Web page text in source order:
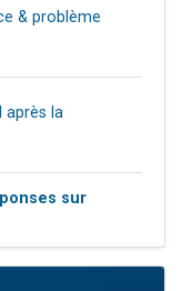
& problème
après la
sur